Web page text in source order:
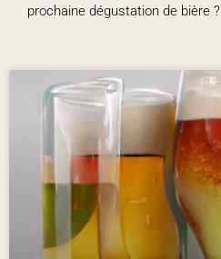
prochaine dégustation de bière ?